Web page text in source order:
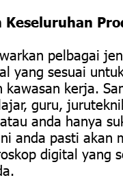
Keseluruhan
pelbagai
yang sesuai
kawasan kerja.
guru,
anda hanya
anda pasti akan
digital yang